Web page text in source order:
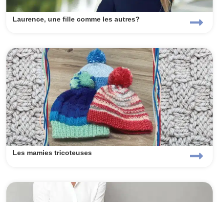
Laurence, une fille comme les autres?
Les mamies tricoteuses